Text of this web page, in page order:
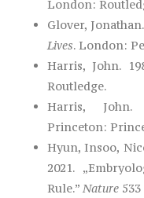
London:
Glover,
Lives. London:
Harris, John.
Routledge.
Harris,
Princeton:
Hyun, Insoo,
2021.
Rule.” Nature